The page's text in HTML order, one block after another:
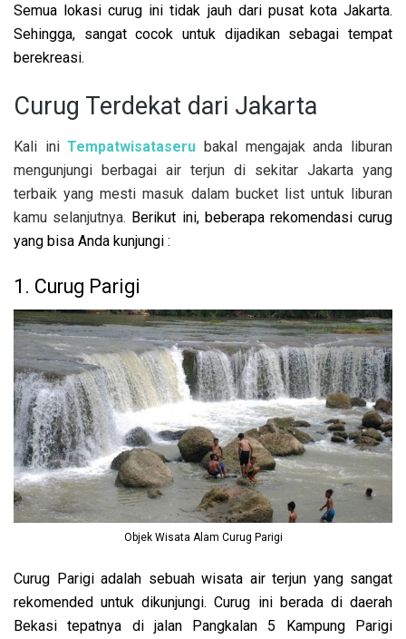
Semua lokasi curug ini tidak jauh dari pusat kota Jakarta.
Sehingga, sangat cocok untuk dijadikan sebagai tempat
berekreasi.
Curug Terdekat dari Jakarta
Kali iniTempatwisataseru bakal mengajak anda liburan
mengunjungi berbagai air terjun di sekitar Jakarta yang
terbaik yang mesti masuk dalam bucket list untuk liburan
kamu selanjutnya. Berikut ini, beberapa rekomendasi curug
yang bisa Anda kunjungi :
1. Curug Parigi
Objek Wisata Alam Curug Parigi
Curug Parigi adalah sebuah wisata air terjun yang sangat
rekomended untuk dikunjungi. Curug ini berada di daerah
Bekasi tepatnya di jalan Pangkalan 5 Kampung Parigi